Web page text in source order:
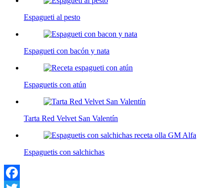
Espagueti al pesto
Espagueti con bacón y nata
Espaguetis con atún
Tarta Red Velvet San Valentín
Espaguetis con salchichas